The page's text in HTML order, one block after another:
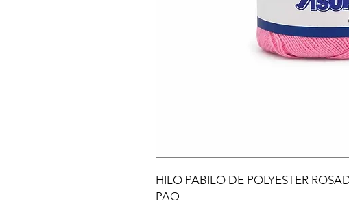
HILO PABILO DE POLYESTER
PAQ